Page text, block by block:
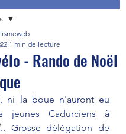
- Rando de Noël
1 min de lecture
ni la boue n'auront eu
jeunes Cadurciens à
Grosse délégation de